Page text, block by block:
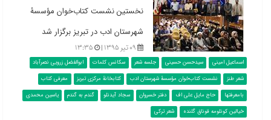
نخستین نشست کتاب‌خوان مؤسسۀ
شهرستان ادب در تبریز برگزار شد
۰۹ تیر ۱۳۹۵ | ۱۳:۳۵
اسماعیل امینی سیدحسن حسینی جلسه شعر سکانس کلمات
ابوالفضل زرویی نصرآباد
شعر طنز
نشست کتاب‌خوان مؤسسۀ شهرستان ادب کتابخانۀ مرکزی تبریز
معرفی کتاب
بامعرفتها
حاج مایل علی اف دفتر خسروان سجاد آیدنلو گندم به گندم
یاسین محمدی
خیالین کونلومه قوناق گلنده
شعر ترکی